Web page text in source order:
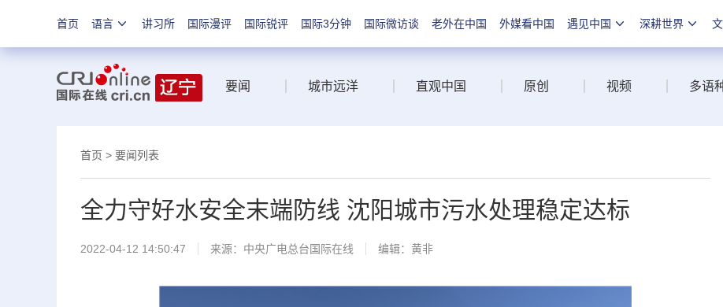
首页 语言 讲习所 国际漫评 国际锐评 国际3分钟 国际微访谈 老外在中国 外媒看中国 遇见中国 深耕世界
要闻 城市远洋 直观中国 原创 视频 多语
首页 > 要闻列表
全力守好水安全末端防线 沈阳城市污水处理稳定达标
2022-04-12 14:50:47 来源：中央广电总台国际在线 编辑：黄非